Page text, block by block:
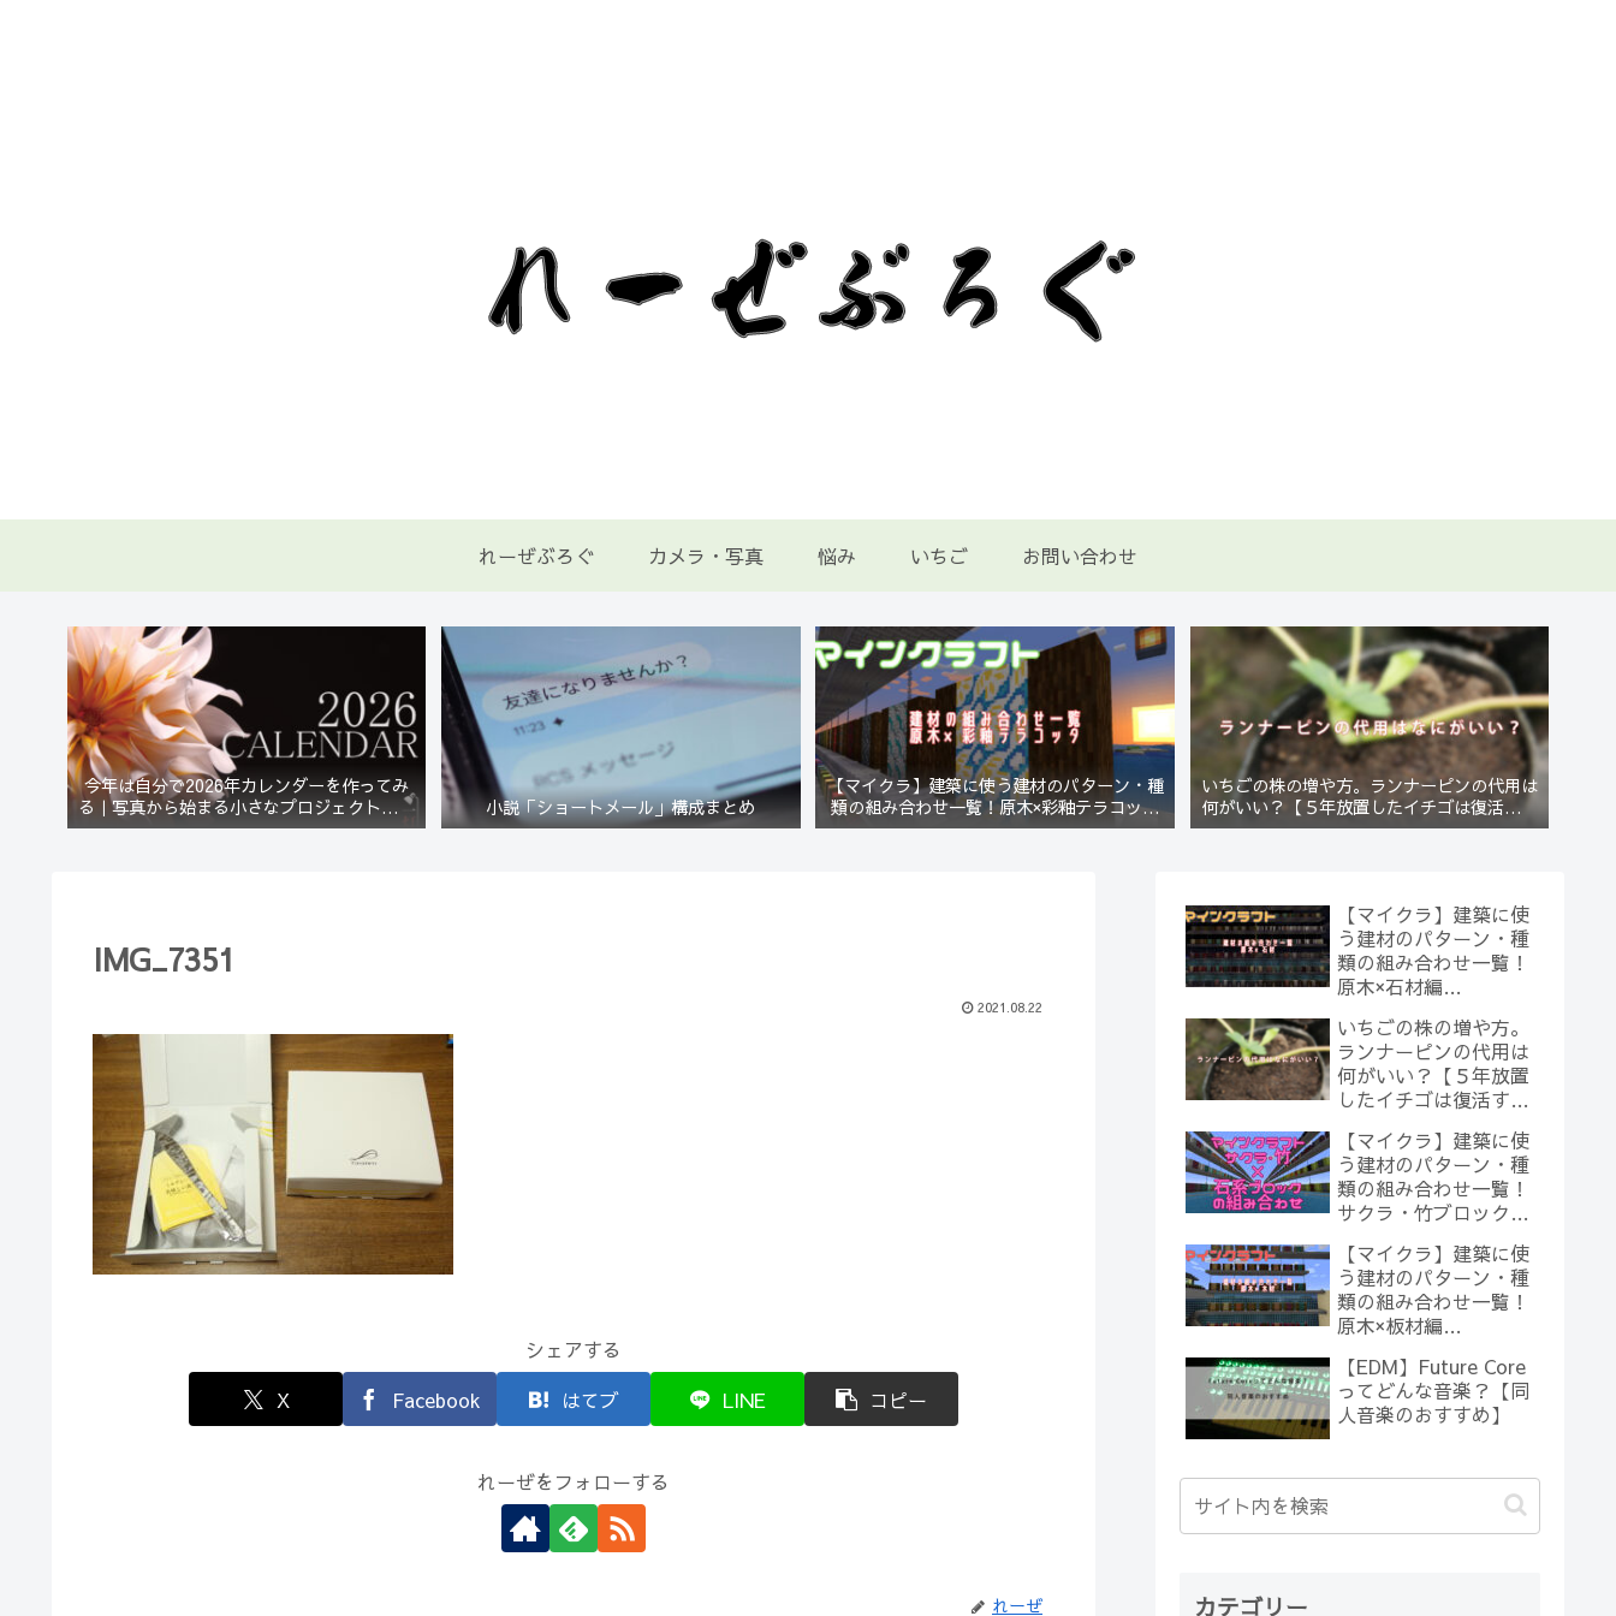
れーぜぶろぐ カメラ・写真 悩み いちご お問い合わせ
今年は自分で2026年カレンダーを作ってみ
る｜写真から始まる小さなプロジェクト【一
灯花】
小説「ショートメール」構成まとめ
【マイクラ】建築に使う建材のパターン・種
類の組み合わせ一覧！原木×彩釉テラコッタ
編【Minecraft】
いちごの株の増や方。ランナーピンの代用は
何がいい？【５年放置したイチゴは復活する
のか？(10)】
IMG_7351
2021.08.22
シェアする
X
Facebook はてブ LINE コピー
れーぜをフォローする
れーぜ
【マイクラ】建築に使
う建材のパターン・種
類の組み合わせ一覧！
原木×石材編
いちごの株の増や方。
ランナーピンの代用は
何がいい？【５年放置
したイチゴは復活する
【マイクラ】建築に使
う建材のパターン・種
類の組み合わせ一覧！
サクラ・竹ブロック×
【Minecraft】
【マイクラ】建築に使
う建材のパターン・種
類の組み合わせ一覧！
原木×板材編
【EDM】Future Core
ってどんな音楽？【同
人音楽のおすすめ】
カテゴリー